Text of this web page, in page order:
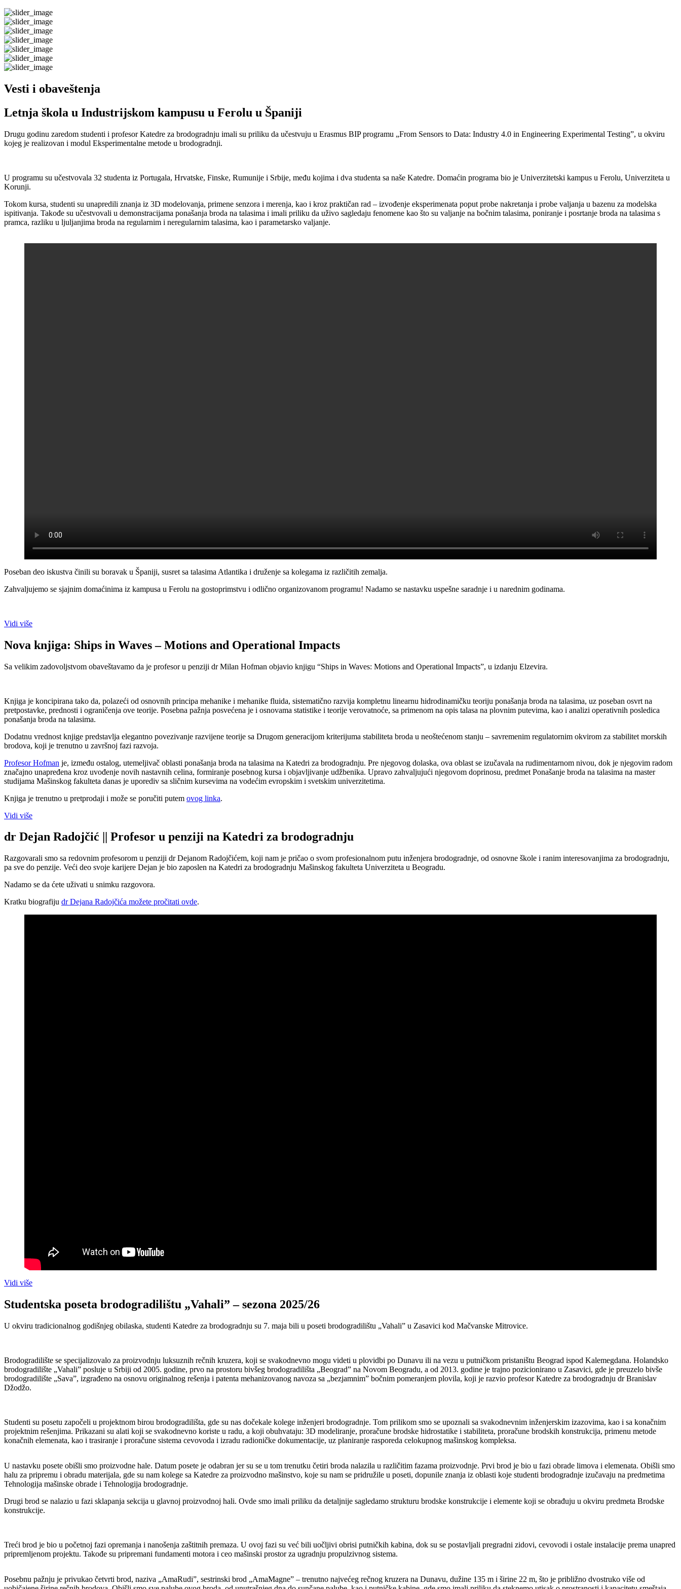
Vesti i obaveštenja
Letnja škola u Industrijskom kampusu u Ferolu u Španiji
Drugu godinu zaredom studenti i profesor Katedre za brodogradnju imali su priliku da učestvuju u Erasmus BIP programu „From Sensors to Data: Industry 4.0 in Engineering Experimental Testing”, u okviru
kojeg je realizovan i modul Eksperimentalne metode u brodogradnji.
U programu su učestvovala 32 studenta iz Portugala, Hrvatske, Finske, Rumunije i Srbije, među kojima i dva studenta sa naše Katedre. Domaćin programa bio je Univerzitetski kampus u Ferolu, Univerziteta u
Korunji.
Tokom kursa, studenti su unapredili znanja iz 3D modelovanja, primene senzora i merenja, kao i kroz praktičan rad – izvođenje eksperimenata poput probe nakretanja i probe valjanja u bazenu za modelska
ispitivanja. Takođe su učestvovali u demonstracijama ponašanja broda na talasima i imali priliku da uživo sagledaju fenomene kao što su valjanje na bočnim talasima, poniranje i posrtanje broda na talasima s
pramca, razliku u ljuljanjima broda na regularnim i neregularnim talasima, kao i parametarsko valjanje.
Poseban deo iskustva činili su boravak u Španiji, susret sa talasima Atlantika i druženje sa kolegama iz različitih zemalja.
Zahvaljujemo se sjajnim domaćinima iz kampusa u Ferolu na gostoprimstvu i odlično organizovanom programu! Nadamo se nastavku uspešne saradnje i u narednim godinama.
Vidi više
Nova knjiga: Ships in Waves – Motions and Operational Impacts
Sa velikim zadovoljstvom obaveštavamo da je profesor u penziji dr Milan Hofman objavio knjigu “Ships in Waves: Motions and Operational Impacts”, u izdanju Elzevira.
Knjiga je koncipirana tako da, polazeći od osnovnih principa mehanike i mehanike fluida, sistematično razvija kompletnu linearnu hidrodinamičku teoriju ponašanja broda na talasima, uz poseban osvrt na
pretpostavke, prednosti i ograničenja ove teorije. Posebna pažnja posvećena je i osnovama statistike i teorije verovatnoće, sa primenom na opis talasa na plovnim putevima, kao i analizi operativnih posledica
ponašanja broda na talasima.
Dodatnu vrednost knjige predstavlja elegantno povezivanje razvijene teorije sa Drugom generacijom kriterijuma stabiliteta broda u neoštećenom stanju – savremenim regulatornim okvirom za stabilitet morskih
brodova, koji je trenutno u završnoj fazi razvoja.
Profesor Hofman je, između ostalog, utemeljivač oblasti ponašanja broda na talasima na Katedri za brodogradnju. Pre njegovog dolaska, ova oblast se izučavala na rudimentarnom nivou, dok je njegovim radom
značajno unapređena kroz uvođenje novih nastavnih celina, formiranje posebnog kursa i objavljivanje udžbenika. Upravo zahvaljujući njegovom doprinosu, predmet Ponašanje broda na talasima na master
studijama Mašinskog fakulteta danas je uporediv sa sličnim kursevima na vodećim evropskim i svetskim univerzitetima.
Knjiga je trenutno u pretprodaji i može se poručiti putem ovog linka.
Vidi više
dr Dejan Radojčić || Profesor u penziji na Katedri za brodogradnju
Razgovarali smo sa redovnim profesorom u penziji dr Dejanom Radojčićem, koji nam je pričao o svom profesionalnom putu inženjera brodogradnje, od osnovne škole i ranim interesovanjima za brodogradnju,
pa sve do penzije. Veći deo svoje karijere Dejan je bio zaposlen na Katedri za brodogradnju Mašinskog fakulteta Univerziteta u Beogradu.
Nadamo se da ćete uživati u snimku razgovora.
Kratku biografiju dr Dejana Radojčića možete pročitati ovde.
Vidi više
Studentska poseta brodogradilištu „Vahali” – sezona 2025/26
U okviru tradicionalnog godišnjeg obilaska, studenti Katedre za brodogradnju su 7. maja bili u poseti brodogradilištu „Vahali” u Zasavici kod Mačvanske Mitrovice.
Brodogradilište se specijalizovalo za proizvodnju luksuznih rečnih kruzera, koji se svakodnevno mogu videti u plovidbi po Dunavu ili na vezu u putničkom pristaništu Beograd ispod Kalemegdana. Holandsko
brodogradilište „Vahali” posluje u Srbiji od 2005. godine, prvo na prostoru bivšeg brodogradilišta „Beograd” na Novom Beogradu, a od 2013. godine je trajno pozicionirano u Zasavici, gde je preuzelo bivše
brodogradilište „Sava”, izgrađeno na osnovu originalnog rešenja i patenta mehanizovanog navoza sa „bezjamnim” bočnim pomeranjem plovila, koji je razvio profesor Katedre za brodogradnju dr Branislav
Džodžo.
Studenti su posetu započeli u projektnom birou brodogradilišta, gde su nas dočekale kolege inženjeri brodogradnje. Tom prilikom smo se upoznali sa svakodnevnim inženjerskim izazovima, kao i sa konačnim
projektnim rešenjima. Prikazani su alati koji se svakodnevno koriste u radu, a koji obuhvataju: 3D modeliranje, proračune brodske hidrostatike i stabiliteta, proračune brodskih konstrukcija, primenu metode
konačnih elemenata, kao i trasiranje i proračune sistema cevovoda i izradu radioničke dokumentacije, uz planiranje rasporeda celokupnog mašinskog kompleksa.
U nastavku posete obišli smo proizvodne hale. Datum posete je odabran jer su se u tom trenutku četiri broda nalazila u različitim fazama proizvodnje. Prvi brod je bio u fazi obrade limova i elemenata. Obišli smo
halu za pripremu i obradu materijala, gde su nam kolege sa Katedre za proizvodno mašinstvo, koje su nam se pridružile u poseti, dopunile znanja iz oblasti koje studenti brodogradnje izučavaju na predmetima
Tehnologija mašinske obrade i Tehnologija brodogradnje.
Drugi brod se nalazio u fazi sklapanja sekcija u glavnoj proizvodnoj hali. Ovde smo imali priliku da detaljnije sagledamo strukturu brodske konstrukcije i elemente koji se obrađuju u okviru predmeta Brodske
konstrukcije.
Treći brod je bio u početnoj fazi opremanja i nanošenja zaštitnih premaza. U ovoj fazi su već bili uočljivi obrisi putničkih kabina, dok su se postavljali pregradni zidovi, cevovodi i ostale instalacije prema unapred
pripremljenom projektu. Takođe su pripremani fundamenti motora i ceo mašinski prostor za ugradnju propulzivnog sistema.
Posebnu pažnju je privukao četvrti brod, naziva „AmaRudi”, sestrinski brod „AmaMagne” – trenutno najvećeg rečnog kruzera na Dunavu, dužine 135 m i širine 22 m, što je približno dvostruko više od